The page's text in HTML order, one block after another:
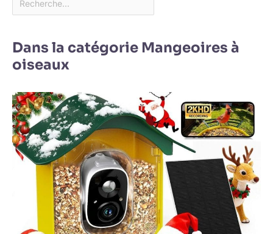
Dans la catégorie Mangeoires à
oiseaux